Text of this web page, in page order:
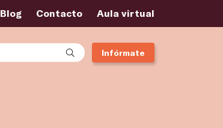
Blog Contacto Aula virtual
Infórmate